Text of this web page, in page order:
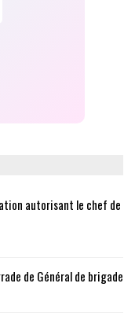
autorisant le chef de
de Général de brigade